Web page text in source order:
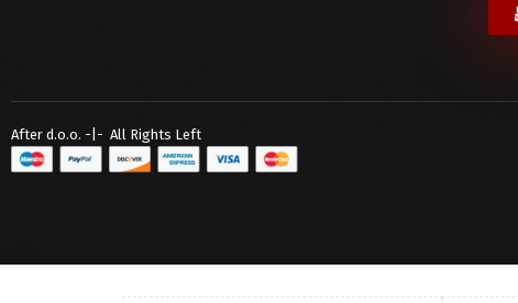
After d.o.o. -|- All Rights Left